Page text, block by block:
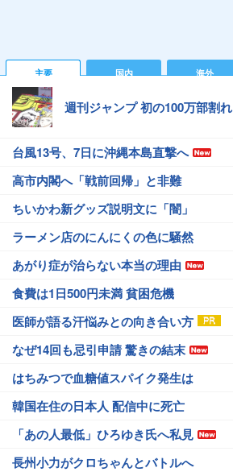
主要 国内 海外
週刊ジャンプ 初の100万部割れ
台風13号、7日に沖縄本島直撃へ
高市内閣へ「戦前回帰」と非難
ちいかわ新グッズ説明文に「闇」
ラーメン店のにんにくの色に騒然
あがり症が治らない本当の理由
食費は1日500円未満 貧困危機
医師が語る汗悩みとの向き合い方
なぜ14回も忌引申請 驚きの結末
はちみつで血糖値スパイク発生は
韓国在住の日本人 配信中に死亡
「あの人最低」ひろゆき氏へ私見
長州小力がクロちゃんとバトルへ